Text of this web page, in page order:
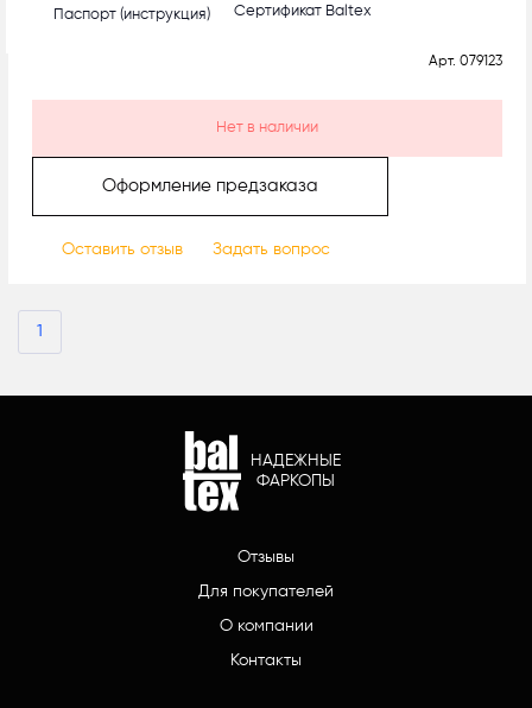
Паспорт (инструкция) Сертификат Baltex
Арт. 079123
Нет в наличии
Оформление предзаказа
Оставить отзыв Задать вопрос
1
НАДЕЖНЫЕ
ФАРКОПЫ
Отзывы
Для покупателей
О компании
Контакты